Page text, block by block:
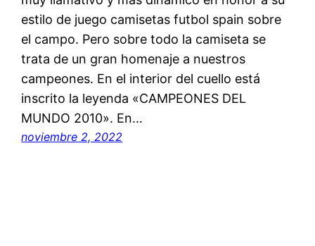
estilo de juego camisetas futbol spain sobre
el campo. Pero sobre todo la camiseta se
trata de un gran homenaje a nuestros
campeones. En el interior del cuello está
inscrito la leyenda «CAMPEONES DEL
MUNDO 2010». En…
noviembre 2, 2022